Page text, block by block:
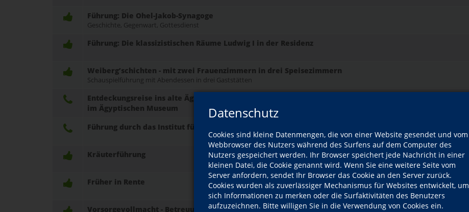
Datenschutz
Cookies sind kleine Datenmengen, die von einer Website gesendet und vom
Webbrowser des Nutzers während des Surfens auf dem Computer des
Nutzers gespeichert werden. Ihr Browser speichert jede Nachricht in einer
kleinen Datei, die Cookie genannt wird. Wenn Sie eine weitere Seite vom
Server anfordern, sendet Ihr Browser das Cookie an den Server zurück.
Cookies wurden als zuverlässiger Mechanismus für Websites entwickelt, um
sich Informationen zu merken oder die Surfaktivitäten des Benutzers
aufzuzeichnen. Bitte willigen Sie in die Verwendung von Cookies ein.
Führung: Die Ohel-Jakob-Synagoge
Geschichte, Gegenwart, Gottesdienst
Führung: Die klassizistischen Räume Ludwig I in der Residenz
Weiberg’schichten - mit zwei Frauenzimmern in drei Speisezimmern
Schauspielführung mit Abendessen in drei Gaststätten
Entdeckungsreise ins alte Ägypten - Familienführung mit Kindern im Kindergarten- und Grundschulalter
im Ägyptischen Museum
Führung durch das Institut für Pathologie
Kräuterführung
Früher in Rente
Vorsorgevollmacht - Betreuungs- und Patientenverfügung